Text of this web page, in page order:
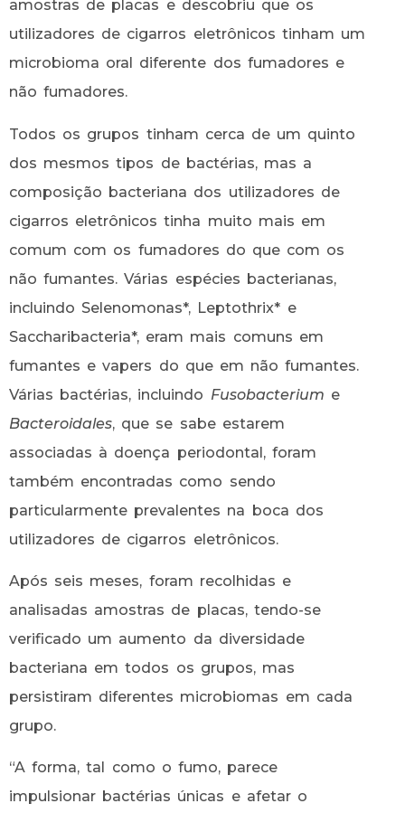
amostras de placas e descobriu que os
utilizadores de cigarros eletrônicos tinham um
microbioma oral diferente dos fumadores e
não fumadores.
Todos os grupos tinham cerca de um quinto
dos mesmos tipos de bactérias, mas a
composição bacteriana dos utilizadores de
cigarros eletrônicos tinha muito mais em
comum com os fumadores do que com os
não fumantes. Várias espécies bacterianas,
incluindo Selenomonas*, Leptothrix* e
Saccharibacteria*, eram mais comuns em
fumantes e vapers do que em não fumantes.
Várias bactérias, incluindo Fusobacterium e
Bacteroidales, que se sabe estarem
associadas à doença periodontal, foram
também encontradas como sendo
particularmente prevalentes na boca dos
utilizadores de cigarros eletrônicos.
Após seis meses, foram recolhidas e
analisadas amostras de placas, tendo-se
verificado um aumento da diversidade
bacteriana em todos os grupos, mas
persistiram diferentes microbiomas em cada
grupo.
“A forma, tal como o fumo, parece
impulsionar bactérias únicas e afetar o